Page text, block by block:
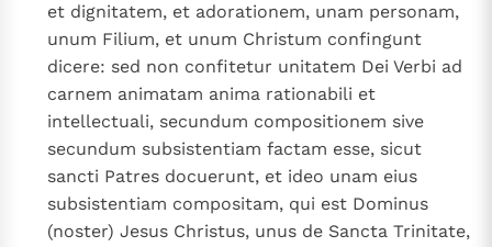
et dignitatem, et adorationem, unam personam,
unum Filium, et unum Christum confingunt
dicere: sed non confitetur unitatem Dei Verbi ad
carnem animatam anima rationabili et
intellectuali, secundum compositionem sive
secundum subsistentiam factam esse, sicut
sancti Patres docuerunt, et ideo unam eius
subsistentiam compositam, qui est Dominus
(noster) Jesus Christus, unus de Sancta Trinitate,